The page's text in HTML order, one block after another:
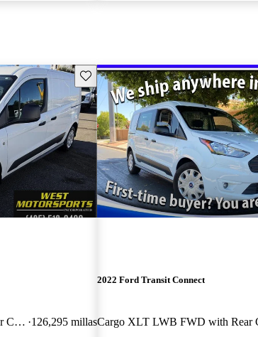
Guarda este Aviso
Cargo XL LWB FWD with Rear Cargo Doors 126,295 millas
2022 Ford Transit Connect